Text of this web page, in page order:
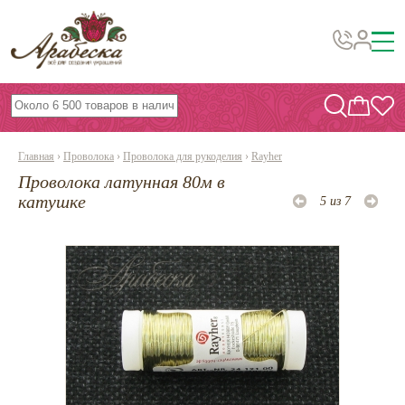
Бусины, подвески, декор
Бисер
Фурнитура
Инструменты и материалы
Эпоксидная смола
Шнуры, ленты, нитки
По темам и сезонам
Главная › Проволока › Проволока для рукоделия › Rayher
Проволока латунная 80м в
катушке
5 из 7